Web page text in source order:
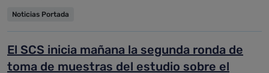
Noticias Portada
El SCS inicia mañana la segunda ronda de
toma de muestras del estudio sobre el